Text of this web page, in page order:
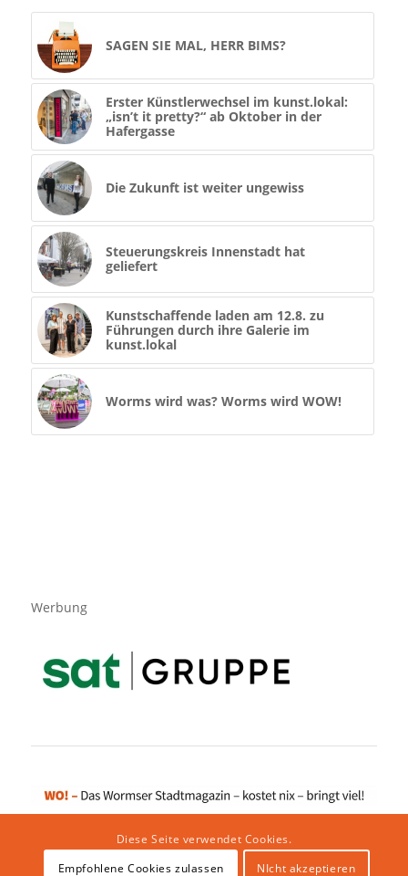
SAGEN SIE MAL, HERR BIMS?
Erster Künstlerwechsel im kunst.lokal:
„isn’t it pretty?“ ab Oktober in der
Hafergasse
Die Zukunft ist weiter ungewiss
Steuerungskreis Innenstadt hat
geliefert
Kunstschaffende laden am 12.8. zu
Führungen durch ihre Galerie im
kunst.lokal
Worms wird was? Worms wird WOW!
Werbung
Diese Seite verwendet Cookies.
Empfohlene Cookies zulassen
NIcht akzeptieren